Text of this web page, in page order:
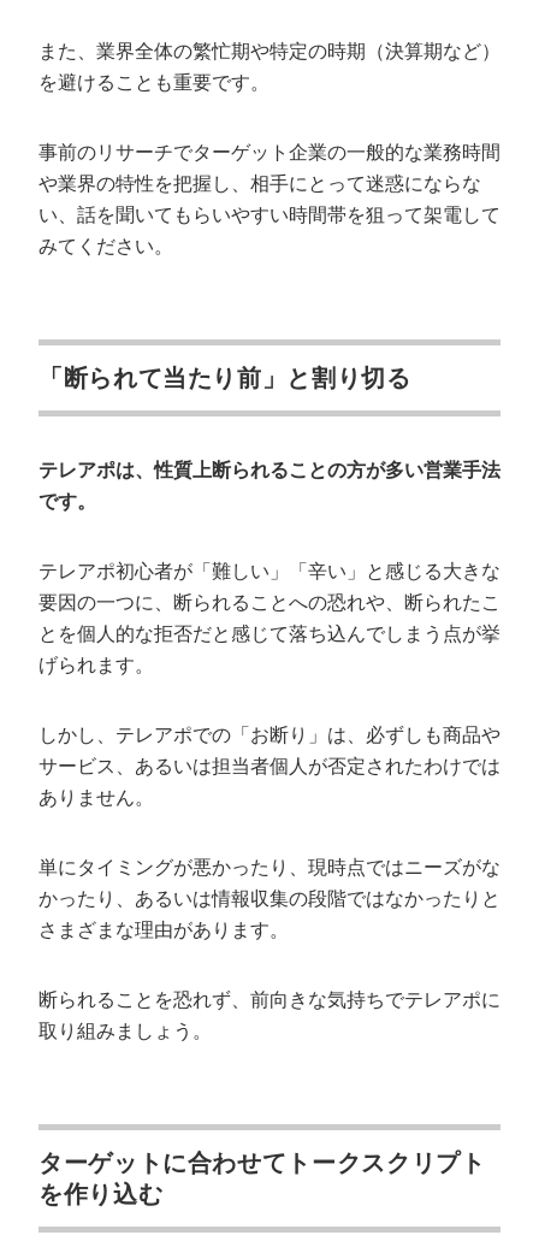
また、業界全体の繁忙期や特定の時期（決算期など）
を避けることも重要です。
事前のリサーチでターゲット企業の一般的な業務時間
や業界の特性を把握し、相手にとって迷惑にならな
い、話を聞いてもらいやすい時間帯を狙って架電して
みてください。
「断られて当たり前」と割り切る
テレアポは、性質上断られることの方が多い営業手法
です。
テレアポ初心者が「難しい」「辛い」と感じる大きな
要因の一つに、断られることへの恐れや、断られたこ
とを個人的な拒否だと感じて落ち込んでしまう点が挙
げられます。
しかし、テレアポでの「お断り」は、必ずしも商品や
サービス、あるいは担当者個人が否定されたわけでは
ありません。
単にタイミングが悪かったり、現時点ではニーズがな
かったり、あるいは情報収集の段階ではなかったりと
さまざまな理由があります。
断られることを恐れず、前向きな気持ちでテレアポに
取り組みましょう。
ターゲットに合わせてトークスクリプト
を作り込む